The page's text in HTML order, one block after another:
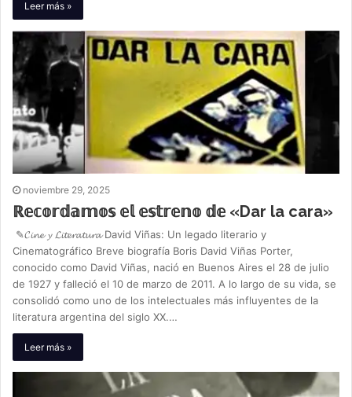
Leer más »
noviembre 29, 2025
ℝ𝕖𝕔𝕠𝕣𝕕𝕒𝕞𝕠𝕤 𝕖𝕝 𝕖𝕤𝕥𝕣𝕖𝕟𝕠 𝕕𝕖 «Dar la cara»
✎𝓒𝓲𝓷𝓮 𝔂 𝓛𝓲𝓽𝓮𝓻𝓪𝓽𝓾𝓻𝓪 David Viñas: Un legado literario y
Cinematográfico Breve biografía Boris David Viñas Porter,
conocido como David Viñas, nació en Buenos Aires el 28 de julio
de 1927 y falleció el 10 de marzo de 2011. A lo largo de su vida, se
consolidó como uno de los intelectuales más influyentes de la
literatura argentina del siglo XX.…
Leer más »